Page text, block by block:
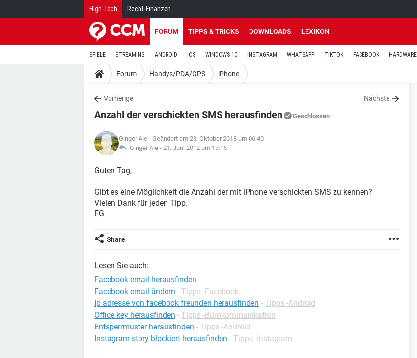
High-Tech Recht-Finanzen
FORUM TIPPS & TRICKS DOWNLOADS LEXIKON
SPIELE STREAMING ANDROID IOS WINDOWS 10 INSTAGRAM WHATSAPP TIKTOK FACEBOOK HARDWARE
Forum Handys/PDA/GPS iPhone
Vorherige Nächste
Anzahl der verschickten SMS herausfinden Geschlossen
Ginger Ale - Geändert am 23. Oktober 2018 um 06:40
Ginger Ale - 21. Juni 2012 um 17:16
Guten Tag,
Gibt es eine Möglichkeit die Anzahl der mit iPhone verschickten SMS zu kennen?
Vielen Dank für jeden Tipp.
FG
Share
Lesen Sie auch:
Facebook email herausfinden
Facebook email ändern - Tipps -Facebook
Ip adresse von facebook freunden herausfinden - Tipps -Android
Office key herausfinden - Tipps -Bürokommunikation
Entsperrmuster herausfinden - Tipps -Android
Instagram story blockiert herausfinden - Tipps -Instagram